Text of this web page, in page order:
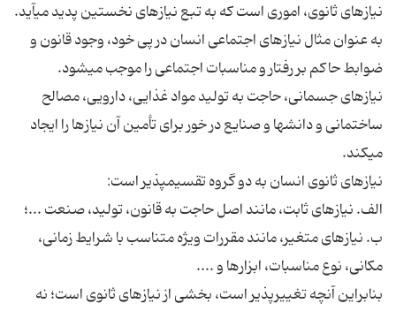
نيازهاى ثانوى، امورى است كه به تبع نيازهاى نخستين پديد مى‏آيد.
به عنوان مثال نيازهاى اجتماعى انسان در پى خود، وجود قانون و
ضوابط حاكم بر رفتار و مناسبات اجتماعى را موجب مى‏شود.
نيازهاى جسمانى، حاجت به توليد مواد غذايى، دارويى، مصالح
ساختمانى و دانش‏ها و صنايع در خور براى تأمين آن نيازها را ايجاد
مى‏كند.
نيازهاى ثانوى انسان به دو گروه تقسيم‏پذير است:
الف. نيازهاى ثابت، مانند اصل حاجت به قانون، توليد، صنعت ...؛
ب. نيازهاى متغير، مانند مقررات ويژه متناسب با شرايط زمانى،
مكانى، نوع مناسبات، ابزارها و ....
بنابراين آنچه تغييرپذير است، بخشى از نيازهاى ثانوى است؛ نه